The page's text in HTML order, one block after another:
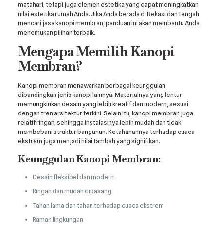
matahari, tetapi juga elemen estetika yang dapat meningkatkan
nilai estetika rumah Anda. Jika Anda berada di Bekasi dan tengah
mencari jasa kanopi membran, panduan ini akan membantu Anda
menemukan pilihan terbaik.
Mengapa Memilih Kanopi
Membran?
Kanopi membran menawarkan berbagai keunggulan
dibandingkan jenis kanopi lainnya. Materialnya yang lentur
memungkinkan desain yang lebih kreatif dan modern, sesuai
dengan tren arsitektur terkini. Selain itu, kanopi membran juga
relatif ringan, sehingga instalasinya lebih mudah dan tidak
membebani struktur bangunan. Ketahanannya terhadap cuaca
ekstrem juga menjadi nilai tambah yang signifikan.
Keunggulan Kanopi Membran:
Desain fleksibel dan modern
Ringan dan mudah dipasang
Tahan lama dan tahan terhadap cuaca ekstrem
Ramah lingkungan